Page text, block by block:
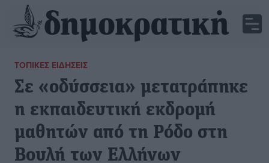
ΤΟΠΙΚΈΣ ΕΙΔΉΣΕΙΣ
Σε «οδύσσεια» μετατράπηκε
η εκπαιδευτική εκδρομή
μαθητών από τη Ρόδο στη
Βουλή των Ελλήνων